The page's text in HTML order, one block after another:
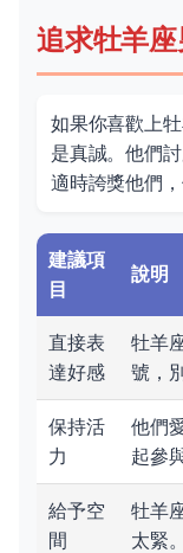
追求牡羊
如果你喜歡上
是真誠。他們
適時誇獎他們，
建議項
目
說明
直接表
達好感
牡羊
號，
保持活
力
他們
起參
給予空
間
牡羊
太緊。